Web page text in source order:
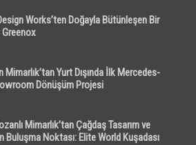
Works’ten Doğayla Bütünleşen Bir
Greenox
Mimarlık’tan Yurt Dışında İlk Mercedes-
Dönüşüm Projesi
Mimarlık’tan Çağdaş Tasarım ve
Buluşma Noktası: Elite World Kuşadası